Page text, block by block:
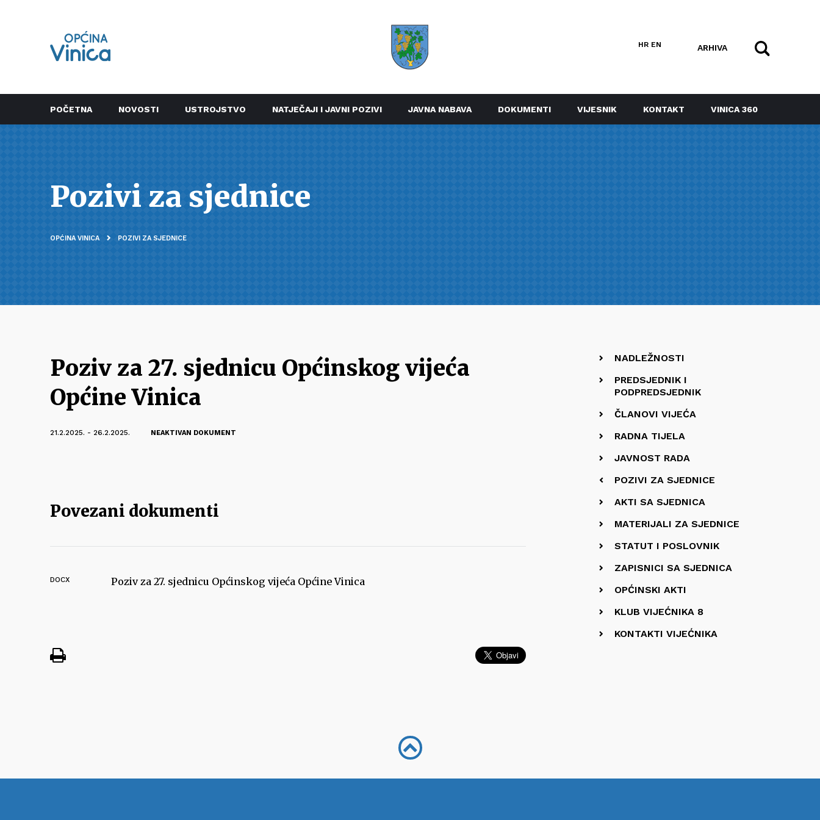
HR EN ARHIVA
POČETNA NOVOSTI USTROJSTVO NATJEČAJI I JAVNI POZIVI JAVNA NABAVA DOKUMENTI VIJESNIK KONTAKT VINICA 360
Pozivi za sjednice
OPĆINA VINICA POZIVI ZA SJEDNICE
Poziv za 27. sjednicu Općinskog vijeća
Općine Vinica
21.2.2025. - 26.2.2025. NEAKTIVAN DOKUMENT
Povezani dokumenti
DOCX Poziv za 27. sjednicu Općinskog vijeća Općine Vinica
NADLEŽNOSTI
PREDSJEDNIK I
PODPREDSJEDNIK
ČLANOVI VIJEĆA
RADNA TIJELA
JAVNOST RADA
POZIVI ZA SJEDNICE
AKTI SA SJEDNICA
MATERIJALI ZA SJEDNICE
STATUT I POSLOVNIK
ZAPISNICI SA SJEDNICA
OPĆINSKI AKTI
KLUB VIJEĆNIKA 8
KONTAKTI VIJEĆNIKA